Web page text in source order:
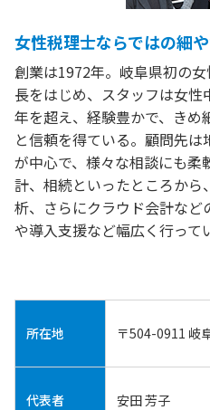
女性税理士ならではの細
創業は1972年。岐阜県初の
長をはじめ、スタッフは女
年を超え、経験豊かで、き
と信頼を得ている。顧問先
が中心で、様々な相談にも
計、相続といったところか
析、さらにクラウド会計な
や導入支援など幅広く行って
所在地 〒504-0911 岐
代表者 安田 芳子